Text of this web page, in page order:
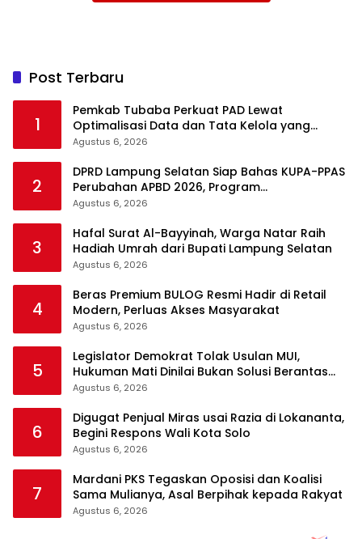
Post Terbaru
1
Pemkab Tubaba Perkuat PAD Lewat
Optimalisasi Data dan Tata Kelola yang
Akuntabel
Agustus 6, 2026
2
DPRD Lampung Selatan Siap Bahas KUPA-PPAS
Perubahan APBD 2026, Program
Pembangunan Jadi Prioritas
Agustus 6, 2026
3
Hafal Surat Al-Bayyinah, Warga Natar Raih
Hadiah Umrah dari Bupati Lampung Selatan
Agustus 6, 2026
4
Beras Premium BULOG Resmi Hadir di Retail
Modern, Perluas Akses Masyarakat
Agustus 6, 2026
5
Legislator Demokrat Tolak Usulan MUI,
Hukuman Mati Dinilai Bukan Solusi Berantas
Korupsi
Agustus 6, 2026
6
Digugat Penjual Miras usai Razia di Lokananta,
Begini Respons Wali Kota Solo
Agustus 6, 2026
7
Mardani PKS Tegaskan Oposisi dan Koalisi
Sama Mulianya, Asal Berpihak kepada Rakyat
Agustus 6, 2026